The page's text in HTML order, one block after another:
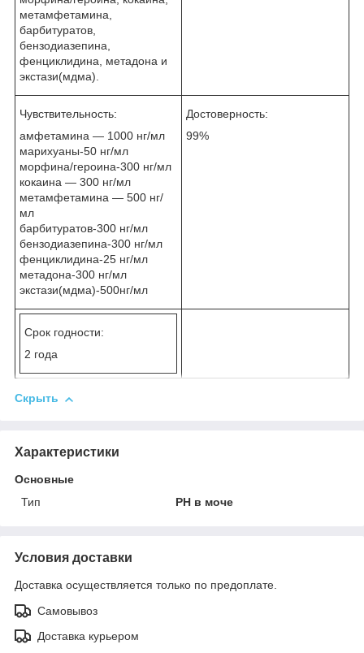
метамфетамина,
барбитуратов,
бензодиазепина,
фенциклидина, метадона и
экстази(мдма).
Чувствительность:
амфетамина ― 1000 нг/мл
марихуаны-50 нг/мл
морфина/героина-300 нг/мл
кокаина ― 300 нг/мл
метамфетамина ― 500 нг/
мл
барбитуратов-300 нг/мл
бензодиазепина-300 нг/мл
фенциклидина-25 нг/мл
метадона-300 нг/мл
экстази(мдма)-500нг/мл
Достоверность:
99%
Срок годности:
2 года
Скрыть
Характеристики
Основные
Тип
PH в моче
Условия доставки
Доставка осуществляется только по предоплате.
Самовывоз
Доставка курьером